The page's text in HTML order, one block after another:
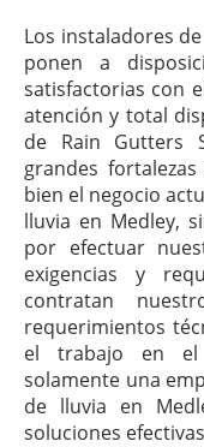
Los instaladores
ponen a
satisfactorias con
atención y total
de Rain Gutters
grandes
bien el negocio
lluvia en Medley,
por efectuar
exigencias y
contratan
requerimientos
el trabajo en el
solamente una
de lluvia en
soluciones